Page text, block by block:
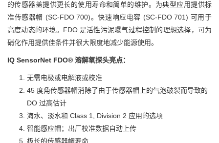
的传感器盖提供更长的使用寿命和简单的维护。为典型应用提供标
准传感器帽 (SC-FDO 700)。快速响应电容 (SC-FDO 701) 可用于
高度动态的环境。FDO 是活性污泥曝气过程控制的理想选择，可为
硝化作用提供佳条件并很大限度地减少能源使用。
IQ SensorNet FDO® 溶解氧探头亮点：
无需电极或电解液或校准
45 度角传感器帽消除了由于传感器帽上的气泡破裂而导致的
DO 过高估计
海水、淡水和 Class 1, Division 2 应用的选项
智能感应帽；出厂校准数据自动上传
极长的传感器帽寿命